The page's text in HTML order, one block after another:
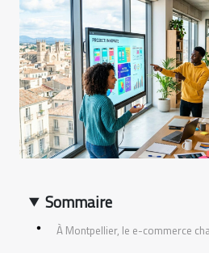
Sommaire
À Montpellier, le e-commerce